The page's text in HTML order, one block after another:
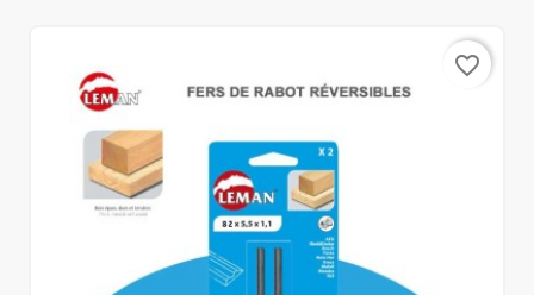
favorite_border